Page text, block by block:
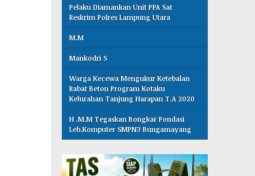
Pelaku Diamankan Unit PPA Sat
Reskrim Polres Lampung Utara
M.M
Mankodri S
Warga Kecewa Mengukur Ketebalan
Rabat Beton Program Kotaku
Kelurahan Tanjung Harapan T.A 2020
H .M.M Tegaskan Bongkar Pondasi
Leb.Komputer SMPN3 Bungamayang